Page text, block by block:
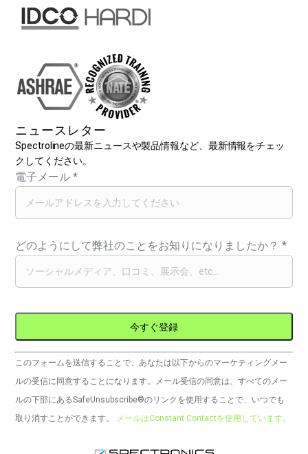
ニュースレター
Spectrolineの最新ニュースや製品情報など、最新情報をチェッ
クしてください。
電子メール*
どのようにして弊社のことをお知りになりましたか？*
コ
ン
ス
タ
このフォームを送信することで、あなたは以下からのマーケティングメー
ルの受信に同意することになります。メール受信の同意は、すべてのメー
ルの下部にあるSafeUnsubscribe®のリンクを使用することで、いつでも
取り消すことができます。
メールはConstant Contactを使用しています。